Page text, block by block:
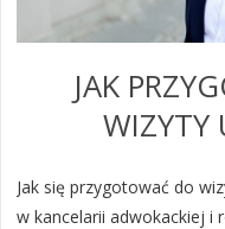
JAK
WIZYTY
Jak się przygotować do
w kancelarii adwokackiej i